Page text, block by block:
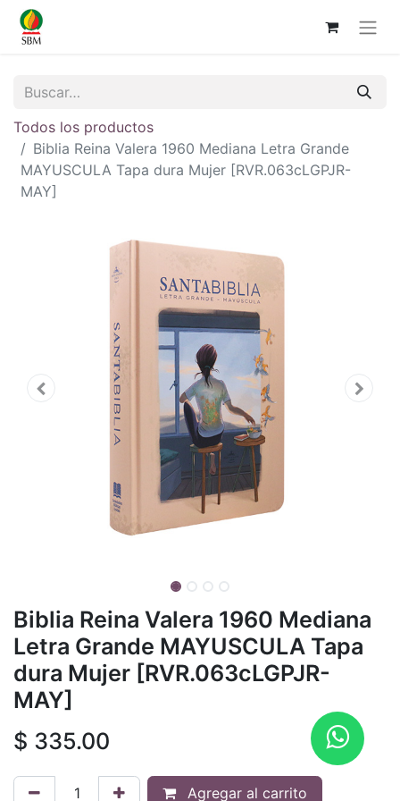
Todos los productos
Biblia Reina Valera 1960 Mediana Letra Grande
MAYUSCULA Tapa dura Mujer [RVR.063cLGPJR-
MAY]
Biblia Reina Valera 1960 Mediana
Letra Grande MAYUSCULA Tapa
dura Mujer [RVR.063cLGPJR-
MAY]
$ 335.00
Agregar al carrito